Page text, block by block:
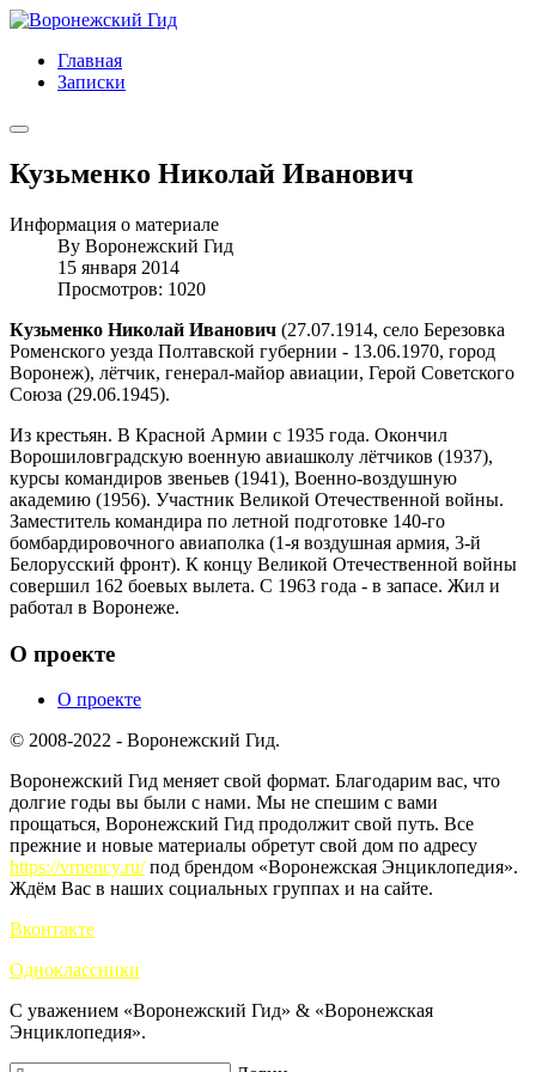
Главная
Записки
Кузьменко Николай Иванович
Информация о материале
By Воронежский Гид
15 января 2014
Просмотров: 1020
Кузьменко Николай Иванович (27.07.1914, село Березовка
Роменского уезда Полтавской губернии - 13.06.1970, город
Воронеж), лётчик, генерал-майор авиации, Герой Советского
Союза (29.06.1945).
Из крестьян. В Красной Армии с 1935 года. Окончил
Ворошиловградскую военную авиашколу лётчиков (1937),
курсы командиров звеньев (1941), Военно-воздушную
академию (1956). Участник Великой Отечественной войны.
Заместитель командира по летной подготовке 140-го
бомбардировочного авиаполка (1-я воздушная армия, 3-й
Белорусский фронт). К концу Великой Отечественной войны
совершил 162 боевых вылета. С 1963 года - в запасе. Жил и
работал в Воронеже.
О проекте
О проекте
© 2008-2022 - Воронежский Гид.
Воронежский Гид меняет свой формат. Благодарим вас, что
долгие годы вы были с нами. Мы не спешим с вами
прощаться, Воронежский Гид продолжит свой путь. Все
прежние и новые материалы обретут свой дом по адресу
https://vrnency.ru/под брендом «Воронежская Энциклопедия».
Ждём Вас в наших социальных группах и на сайте.
Вконтакте
Одноклассники
С уважением «Воронежский Гид» & «Воронежская
Энциклопедия».